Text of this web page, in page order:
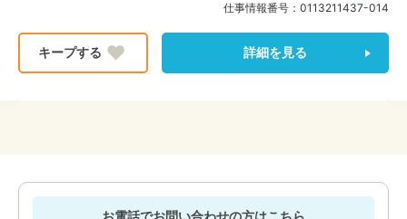
仕事情報番号： 0113211437-014
詳細を見る
お電話でお問い合わせの方はこちら